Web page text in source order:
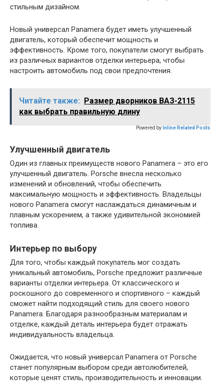
стильным дизайном.
Новый универсал Panamera будет иметь улучшенный
двигатель, который обеспечит мощность и
эффективность. Кроме того, покупатели смогут выбрать
из различных вариантов отделки интерьера, чтобы
настроить автомобиль под свои предпочтения.
Читайте также: Размер дворников ВАЗ-2115
как выбрать правильную длину
Powered by Inline Related Posts
Улучшенный двигатель
Один из главных преимуществ нового Panamera – это его
улучшенный двигатель. Porsche внесла несколько
изменений и обновлений, чтобы обеспечить
максимальную мощность и эффективность. Владельцы
нового Panamera смогут наслаждаться динамичным и
плавным ускорением, а также удивительной экономией
топлива.
Интерьер по выбору
Для того, чтобы каждый покупатель мог создать
уникальный автомобиль, Porsche предложит различные
варианты отделки интерьера. От классического и
роскошного до современного и спортивного – каждый
сможет найти подходящий стиль для своего нового
Panamera. Благодаря разнообразным материалам и
отделке, каждый деталь интерьера будет отражать
индивидуальность владельца.
Ожидается, что новый универсал Panamera от Porsche
станет популярным выбором среди автолюбителей,
которые ценят стиль, производительность и инновации.